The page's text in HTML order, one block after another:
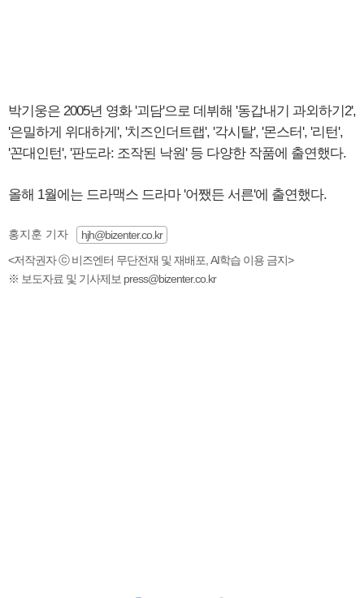
박기웅은 2005년 영화 '괴담'으로 데뷔해 '동갑내기 과외하기2',
'은밀하게 위대하게', '치즈인더트랩', '각시탈', '몬스터', '리턴',
'꼰대인턴', '판도라: 조작된 낙원' 등 다양한 작품에 출연했다.
올해 1월에는 드라맥스 드라마 '어쨌든 서른'에 출연했다.
홍지훈 기자
hjh@bizenter.co.kr
<저작권자 ⓒ 비즈엔터 무단전재 및 재배포, AI학습 이용 금지>
※ 보도자료 및 기사제보 press@bizenter.co.kr